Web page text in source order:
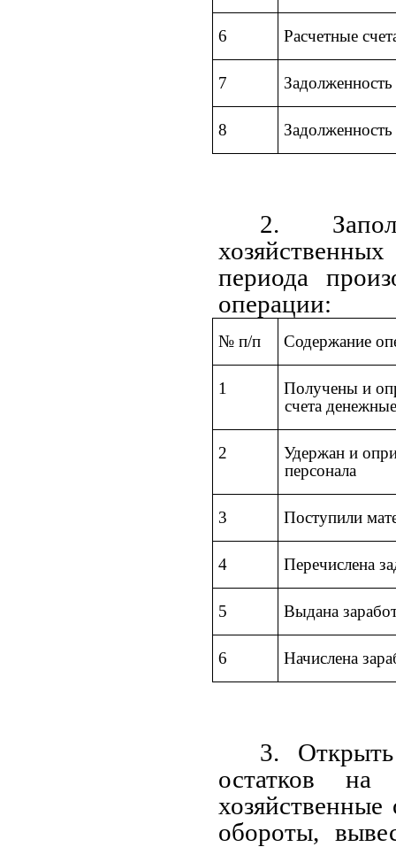
6 Расчетные
7
8
2.
периода
операции:
№ п/п Содержание
1
Получены и
счета
2
Удержан и
персонала
3 Поступили
4 Перечислена
5 Выдана
6 Начислена
3.
остатков
хозяйственные
обороты,